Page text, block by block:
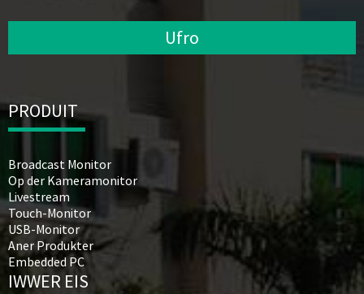
Ufro
PRODUIT
Broadcast Monitor
Op der Kameramonitor
Livestream
Touch-Monitor
USB-Monitor
Aner Produkter
Embedded PC
IWWER EIS